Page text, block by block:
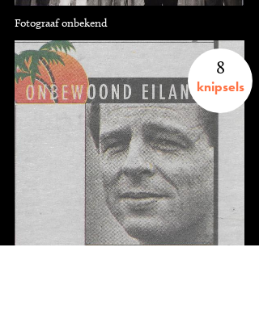
Fotograaf onbekend
8
knipsels